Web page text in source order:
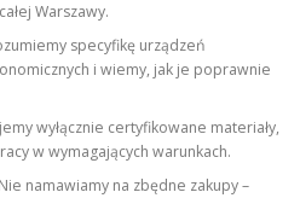
Warszawy.
specyfikę urządzeń
i wiemy, jak je poprawnie
wyłącznie certyfikowane materiały,
w wymagających warunkach.
Nie namawiamy na zbędne zakupy –